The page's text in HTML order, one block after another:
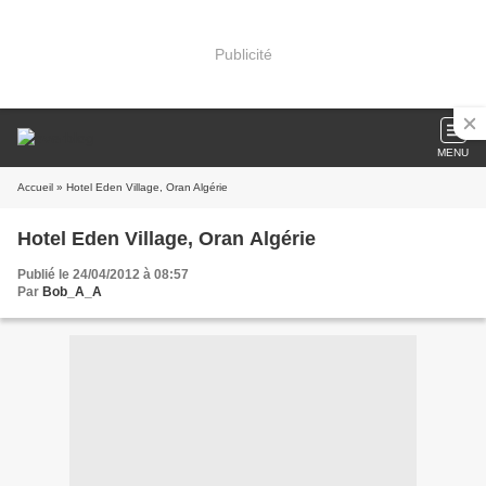
Publicité
MENU
Accueil » Hotel Eden Village, Oran Algérie
Hotel Eden Village, Oran Algérie
Publié le 24/04/2012 à 08:57
Par Bob_A_A